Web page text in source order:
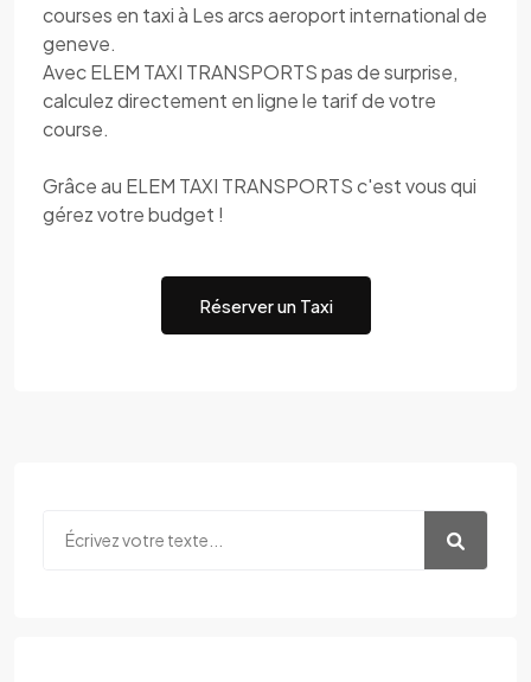
courses en taxi à Les arcs aeroport international de
geneve.
Avec ELEM TAXI TRANSPORTS pas de surprise,
calculez directement en ligne le tarif de votre
course.
Grâce au ELEM TAXI TRANSPORTS c'est vous qui
gérez votre budget !
Réserver un Taxi